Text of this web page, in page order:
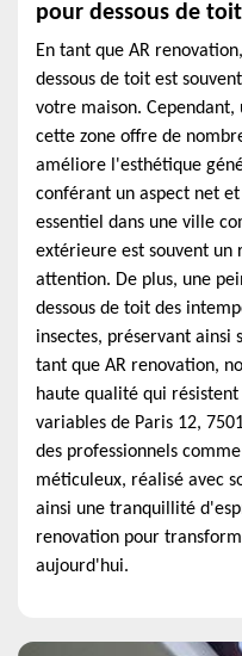
pour dessous de toit
En tant que AR
dessous de toit est
votre maison.
cette zone offre de
améliore l'esthétique
conférant un aspect net
essentiel dans une ville
extérieure est souvent un
attention. De plus, une
dessous de toit des
insectes, préservant ainsi
tant que AR renovation,
haute qualité qui
variables de Paris 12,
des professionnels
méticuleux, réalisé avec
ainsi une tranquillité
renovation pour
aujourd'hui.